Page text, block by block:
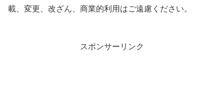
載、変更、改ざん、商業的利用はご遠慮ください。
スポンサーリンク